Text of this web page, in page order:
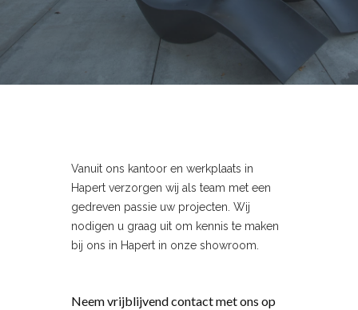
Vanuit ons kantoor en werkplaats in
Hapert verzorgen wij als team met een
gedreven passie uw projecten. Wij
nodigen u graag uit om kennis te maken
bij ons in Hapert in onze showroom.
Neem vrijblijvend contact met ons op